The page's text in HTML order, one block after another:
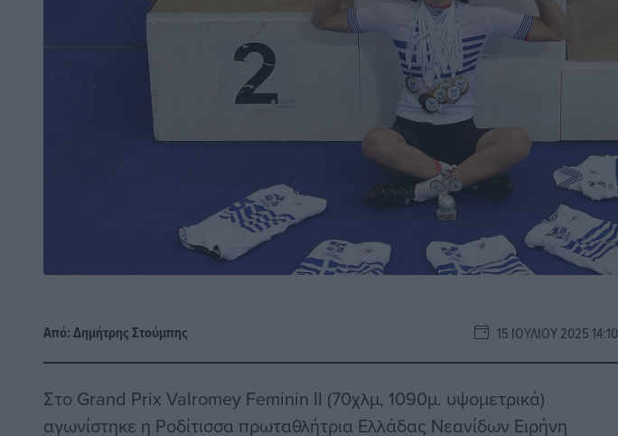
Από:Δημήτρης Στούμπης 15 ΙΟΥΛΊΟΥ 2025 14:10
Στο Grand Prix Valromey Feminin II (70χλμ, 1090μ. υψομετρικά)
αγωνίστηκε η Ροδίτισσα πρωταθλήτρια Ελλάδας Νεανίδων Ειρήνη